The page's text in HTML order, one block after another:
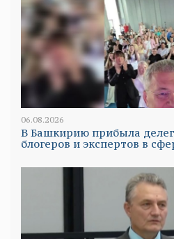
06.08.2026
В Башкирию прибыла
блогеров и экспертов в